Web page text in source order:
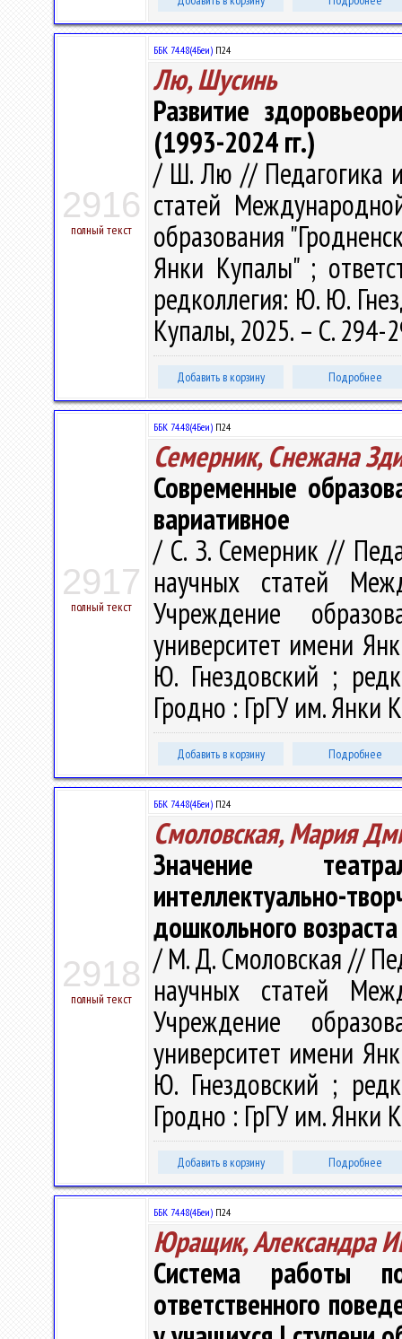
2916
полный текст
ББК 74.48(4Беи) П24
Лю, Шусинь
Развитие
(1993-2024 гг.)
/ Ш. Лю // Педагогика
статей
образования
Янки Купалы" ;
редколлегия: Ю. Ю.
Купалы, 2025. – С. 294-
Добавить в корзину Подробнее
2917
полный текст
ББК 74.48(4Беи) П24
Семерник, Снежана
Современные
вариативное
/ С. З. Семерник //
научных статей
Учреждение
университет имени
Ю. Гнездовский ;
Гродно : ГрГУ им. Янки
Добавить в корзину Подробнее
2918
полный текст
ББК 74.48(4Беи) П24
Смоловская, Мария
Значение
интеллектуально-
дошкольного возраста
/ М. Д. Смоловская //
научных статей
Учреждение
университет имени
Ю. Гнездовский ;
Гродно : ГрГУ им. Янки
Добавить в корзину Подробнее
ББК 74.48(4Беи) П24
Юращик, Александра
Система работы
ответственного